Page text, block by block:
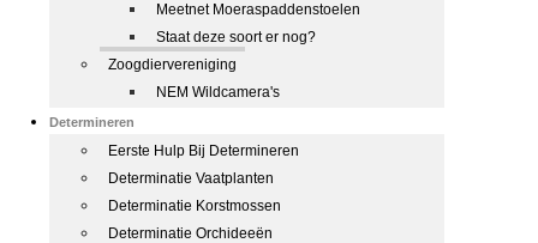
Meetnet Moeraspaddenstoelen
Staat deze soort er nog?
Zoogdiervereniging
NEM Wildcamera's
Determineren
Eerste Hulp Bij Determineren
Determinatie Vaatplanten
Determinatie Korstmossen
Determinatie Orchideeën